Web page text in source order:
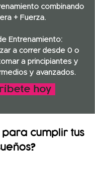
combinando
+ Fuerza.
Entrenamiento:
a correr desde 0 o
a principiantes y
y avanzados.
hoy
para cumplir tus
?